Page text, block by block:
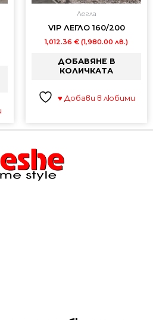
Легла
VIP ЛЕГЛО 160/200
1,012.36 € (1,980.00 лв.)
ДОБАВЯНЕ В
КОЛИЧКАТА
♥ Добави в любими